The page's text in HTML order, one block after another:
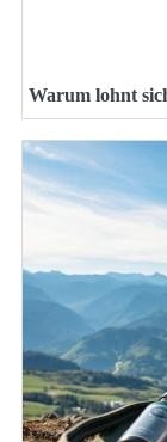
Warum lohnt